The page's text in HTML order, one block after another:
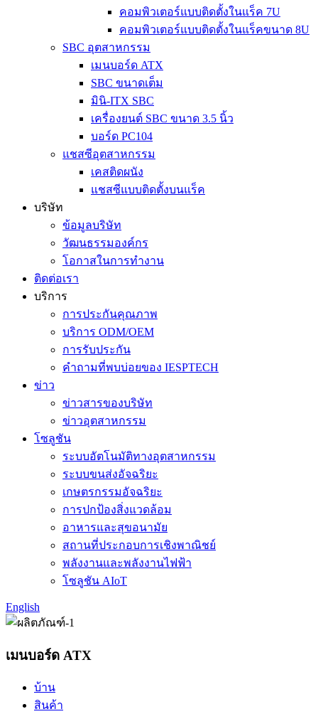
คอมพิวเตอร์แบบติดตั้งในแร็ค 7U
คอมพิวเตอร์แบบติดตั้งในแร็คขนาด 8U
SBC อุตสาหกรรม
เมนบอร์ด ATX
SBC ขนาดเต็ม
มินิ-ITX SBC
เครื่องยนต์ SBC ขนาด 3.5 นิ้ว
บอร์ด PC104
แชสซีอุตสาหกรรม
เคสติดผนัง
แชสซีแบบติดตั้งบนแร็ค
บริษัท
ข้อมูลบริษัท
วัฒนธรรมองค์กร
โอกาสในการทำงาน
ติดต่อเรา
บริการ
การประกันคุณภาพ
บริการ ODM/OEM
การรับประกัน
คำถามที่พบบ่อยของ IESPTECH
ข่าว
ข่าวสารของบริษัท
ข่าวอุตสาหกรรม
โซลูชัน
ระบบอัตโนมัติทางอุตสาหกรรม
ระบบขนส่งอัจฉริยะ
เกษตรกรรมอัจฉริยะ
การปกป้องสิ่งแวดล้อม
อาหารและสุขอนามัย
สถานที่ประกอบการเชิงพาณิชย์
พลังงานและพลังงานไฟฟ้า
โซลูชัน AIoT
English
เมนบอร์ด ATX
บ้าน
สินค้า